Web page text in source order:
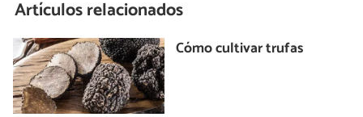
Artículos relacionados
Cómo cultivar trufas